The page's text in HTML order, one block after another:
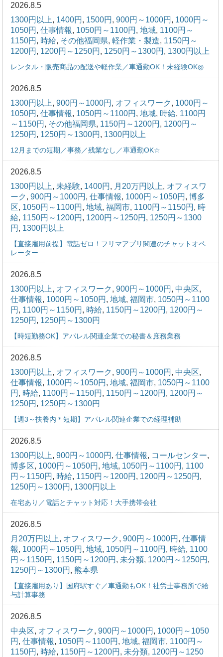
2026.8.5
1300円以上, 1400円 , 1500円 , 900円～1000円 , 1000円～
1050円 , 仕事情報, 1050円～1100円 , 地域, 1100円～
1150円 , 時給, その他福岡県, 軽作業・製造, 1150円～
1200円 , 1200円～1250円 , 1250円～1300円 , 1300円以上
レンタル・販売商品の配送や軽作業／車通勤OK！未経験OK◎
2026.8.5
1300円以上, 900円～1000円 , オフィスワーク , 1000円～
1050円 , 仕事情報, 1050円～1100円 , 地域, 時給, 1100円
～1150円 , その他福岡県, 1150円～1200円 , 1200円～
1250円 , 1250円～1300円 , 1300円以上
12月までの短期／事務／残業なし／車通勤OK☆
2026.8.5
1300円以上, 未経験, 1400円 , 月20万円以上, オフィスワ
ーク , 900円～1000円 , 仕事情報, 1000円～1050円 , 博多
区, 1050円～1100円 , 地域, 福岡市, 1100円～1150円 , 時
給, 1150円～1200円 , 1200円～1250円 , 1250円～1300
円 , 1300円以上
【直接雇用前提】電話ゼロ！フリマアプリ関連のチャットオペ
レーター
2026.8.5
1300円以上, オフィスワーク , 900円～1000円 , 中央区,
仕事情報, 1000円～1050円 , 地域, 福岡市, 1050円～1100
円 , 1100円～1150円 , 時給, 1150円～1200円 , 1200円～
1250円 , 1250円～1300円
【時短勤務OK】アパレル関連企業での秘書＆庶務業務
2026.8.5
1300円以上, オフィスワーク , 900円～1000円 , 中央区,
仕事情報, 1000円～1050円 , 地域, 福岡市, 1050円～1100
円 , 時給, 1100円～1150円 , 1150円～1200円 , 1200円～
1250円 , 1250円～1300円
【週3～扶養内＊短期】アパレル関連企業での経理補助
2026.8.5
1300円以上, 900円～1000円 , 仕事情報, コールセンター,
博多区, 1000円～1050円 , 地域, 1050円～1100円 , 1100
円～1150円 , 時給, 1150円～1200円 , 1200円～1250円 ,
1250円～1300円 , 1300円以上
在宅あり／電話とチャット対応！大手携帯会社
2026.8.5
月20万円以上, オフィスワーク , 900円～1000円 , 仕事情
報, 1000円～1050円 , 地域, 1050円～1100円 , 時給, 1100
円～1150円 , 1150円～1200円 , 未分類, 1200円～1250円 ,
1250円～1300円 , 熊本県
【直接雇用あり】国府駅すぐ／車通勤もOK！社労士事務所で給
与計算事務
2026.8.5
中央区, オフィスワーク , 900円～1000円 , 1000円～1050
円 , 仕事情報, 1050円～1100円 , 地域, 福岡市, 1100円～
1150円 , 時給, 1150円～1200円 , 未分類, 1200円～1250